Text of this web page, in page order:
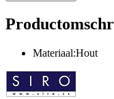
Materiaal:Hout